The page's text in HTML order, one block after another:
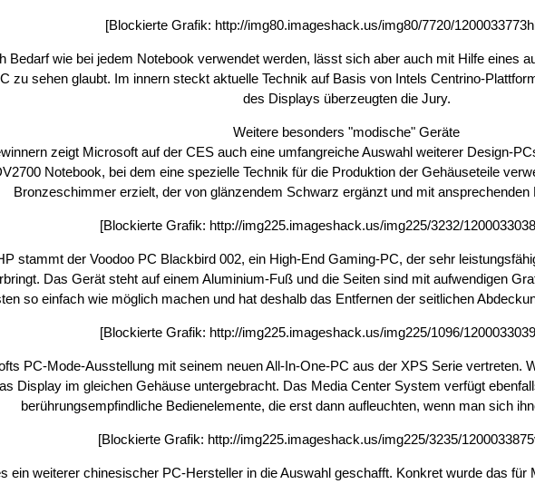
[Blockierte Grafik: http://img80.imageshack.us/img80/7720/
Bedarf wie bei jedem Notebook verwendet werden, lässt sich aber auch mit Hilfe eines
zu sehen glaubt. Im innern steckt aktuelle Technik auf Basis von Intels Centrino-
des Displays überzeugten die Jury.
Weitere besonders "modische" Geräte
zeigt Microsoft auf der CES auch eine umfangreiche Auswahl weiterer Design-
Notebook, bei dem eine spezielle Technik für die Produktion der Gehäuseteile
Bronzeschimmer erzielt, der von glänzendem Schwarz ergänzt und mit ansprechenden
[Blockierte Grafik: http://img225.imageshack.us/img225/3232/
stammt der Voodoo PC Blackbird 002, ein High-End Gaming-PC, der sehr
Das Gerät steht auf einem Aluminium-Fuß und die Seiten sind mit aufwendigen
so einfach wie möglich machen und hat deshalb das Entfernen der seitlichen
[Blockierte Grafik: http://img225.imageshack.us/img225/1096/
PC-Mode-Ausstellung mit seinem neuen All-In-One-PC aus der XPS Serie vertreten.
Display im gleichen Gehäuse untergebracht. Das Media Center System verfügt
berührungsempfindliche Bedienelemente, die erst dann aufleuchten, wenn man sich
[Blockierte Grafik: http://img225.imageshack.us/img225/3235/
ein weiterer chinesischer PC-Hersteller in die Auswahl geschafft. Konkret wurde das für